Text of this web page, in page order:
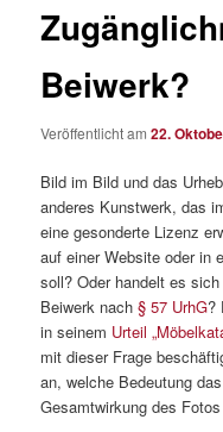
Beiwerk?
Veröffentlicht am22.
Bild im Bild und das
anderes Kunstwerk, das
eine gesonderte Lizenz
auf einer Website oder in
soll? Oder handelt es
Beiwerk nach§ 57 UrhG?
in seinem Urteil
mit dieser Frage
an, welche Bedeutung
Gesamtwirkung des